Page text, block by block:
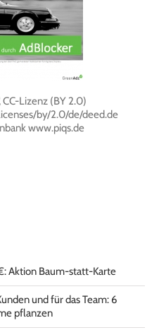
CC-Lizenz (BY 2.0)
by/2.0/de/deed.de
www.piqs.de
Aktion Baum-statt-Karte
und für das Team: 6
pflanzen